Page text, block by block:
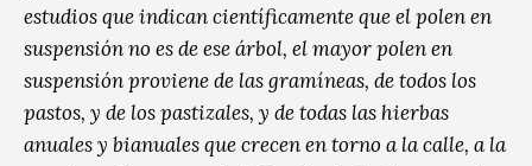
estudios que indican científicamente que el polen en
suspensión no es de ese árbol, el mayor polen en
suspensión proviene de las gramíneas, de todos los
pastos, y de los pastizales, y de todas las hierbas
anuales y bianuales que crecen en torno a la calle, a la